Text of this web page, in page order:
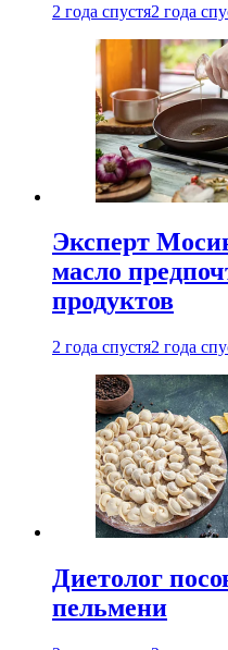
2 года спустя2 года
Эксперт
масло
продуктов
2 года спустя2 года
Диетолог
пельмени